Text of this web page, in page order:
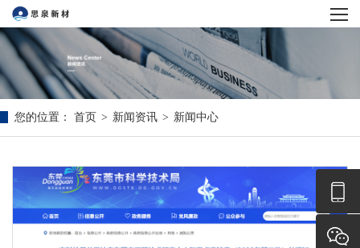
您的位置： 首页 > 新闻资讯 > 新闻中心